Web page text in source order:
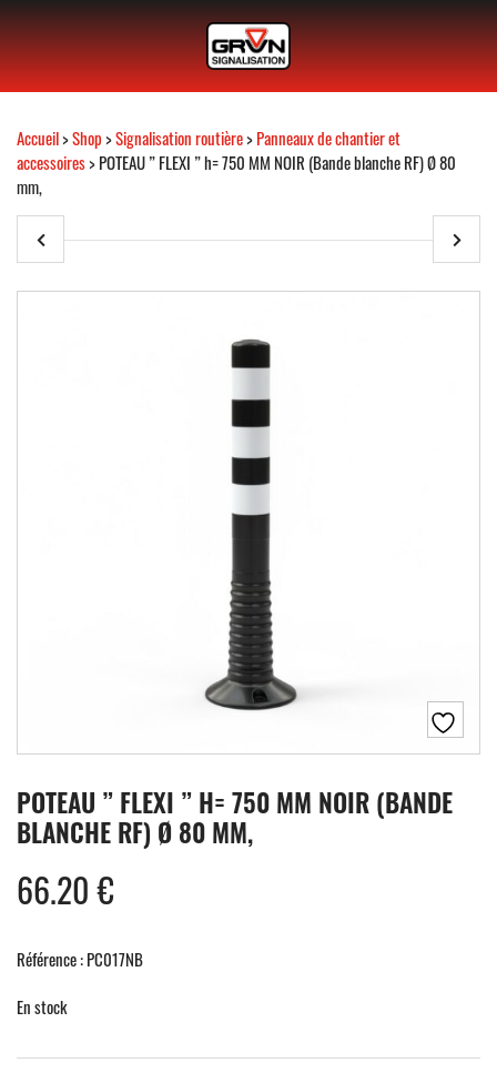
Accueil>Shop>Signalisation routière>Panneaux de chantier et
accessoires> POTEAU ” FLEXI ” h= 750 MM NOIR (Bande blanche RF) Ø 80
mm,
POTEAU ” FLEXI ” H= 750 MM NOIR (BANDE
BLANCHE RF) Ø 80 MM,
66.20€
Référence : PC017NB
En stock